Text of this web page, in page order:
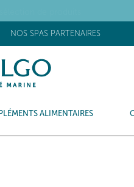
NOS SPAS PARTENAIRES
ALIMENTAIRES